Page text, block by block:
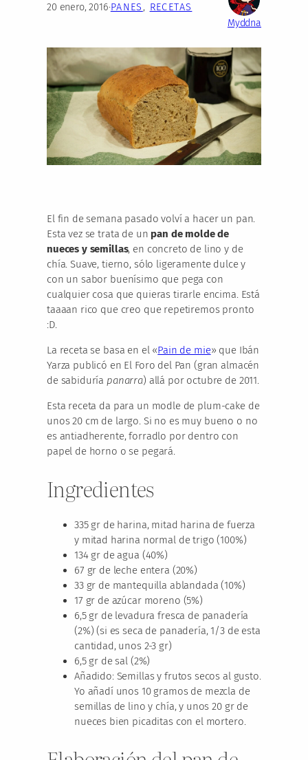
20 enero, 2016·PANES , RECETAS
Myddna
El fin de semana pasado volví a hacer un pan.
Esta vez se trata de un pan de molde de
nueces y semillas, en concreto de lino y de
chía. Suave, tierno, sólo ligeramente dulce y
con un sabor buenísimo que pega con
cualquier cosa que quieras tirarle encima. Está
taaaan rico que creo que repetiremos pronto
:D.
La receta se basa en el «Pain de mie» que Ibán
Yarza publicó en El Foro del Pan (gran almacén
de sabiduría panarra) allá por octubre de 2011.
Esta receta da para un modle de plum-cake de
unos 20 cm de largo. Si no es muy bueno o no
es antiadherente, forradlo por dentro con
papel de horno o se pegará.
Ingredientes
335 gr de harina, mitad harina de fuerza
y mitad harina normal de trigo (100%)
134 gr de agua (40%)
67 gr de leche entera (20%)
33 gr de mantequilla ablandada (10%)
17 gr de azúcar moreno (5%)
6,5 gr de levadura fresca de panadería
(2%) (si es seca de panadería, 1/3 de esta
cantidad, unos 2-3 gr)
6,5 gr de sal (2%)
Añadido: Semillas y frutos secos al gusto.
Yo añadí unos 10 gramos de mezcla de
semillas de lino y chía, y unos 20 gr de
nueces bien picaditas con el mortero.